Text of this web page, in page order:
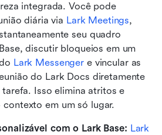
integrada. Você pode
diária via Lark Meetings,
seu quadro
discutir bloqueios em um
Lark Messenger e vincular as
do Lark Docs diretamente
Isso elimina atritos e
em um só lugar.
com o Lark Base: Lark